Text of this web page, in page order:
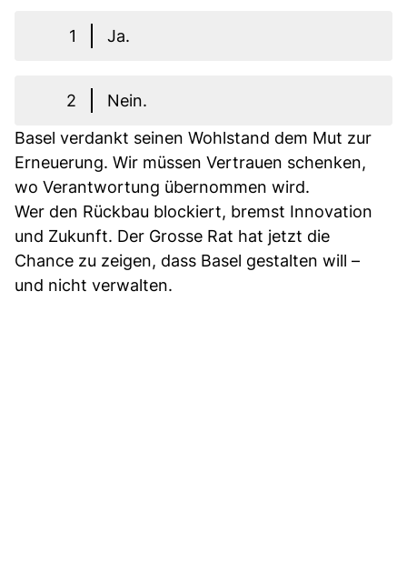
1 Ja.
2
Nein.
Basel verdankt seinen Wohlstand dem Mut zur
Erneuerung. Wir müssen Vertrauen schenken,
wo Verantwortung übernommen wird.
Wer den Rückbau blockiert, bremst Innovation
und Zukunft. Der Grosse Rat hat jetzt die
Chance zu zeigen, dass Basel gestalten will –
und nicht verwalten.